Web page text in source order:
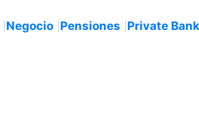
Negocio Pensiones Private